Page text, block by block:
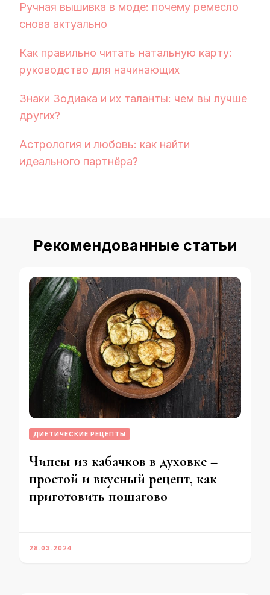
Ручная вышивка в моде: почему ремесло
снова актуально
Как правильно читать натальную карту:
руководство для начинающих
Знаки Зодиака и их таланты: чем вы лучше
других?
Астрология и любовь: как найти
идеального партнёра?
Рекомендованные статьи
ДИЕТИЧЕСКИЕ РЕЦЕПТЫ
Чипсы из кабачков в духовке –
простой и вкусный рецепт, как
приготовить пошагово
28.03.2024